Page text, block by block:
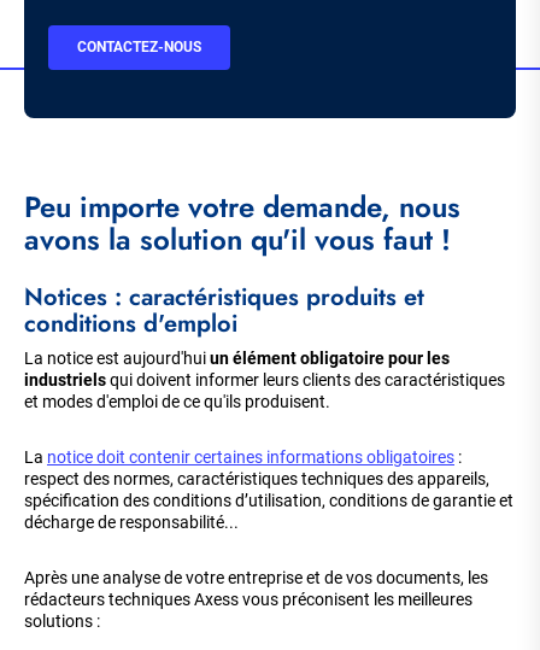
BOUTON
CONTACTEZ-NOUS
Peu importe votre demande, nous
avons la solution qu'il vous faut !
Notices : caractéristiques produits et
conditions d'emploi
La notice est aujourd'huiun élément obligatoire pour les
industrielsqui doivent informer leurs clients des caractéristiques
et modes d'emploi de ce qu'ils produisent.
La notice doit contenir certaines informations obligatoires :
respect des normes, caractéristiques techniques des appareils,
spécification des conditions d’utilisation, conditions de garantie et
décharge de responsabilité...
Après une analyse de votre entreprise et de vos documents, les
rédacteurs techniques Axess vous préconisent les meilleures
solutions :